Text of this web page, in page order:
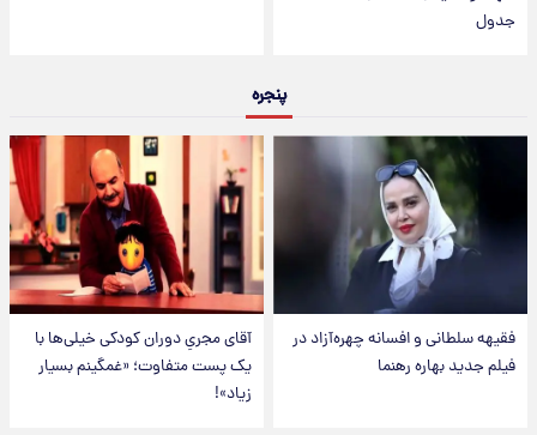
جدول
پنجره
فقیهه سلطانی و افسانه چهره‌آزاد در
فیلم جدید بهاره رهنما
آقای مجریِ دوران کودکی خیلی‌ها با
یک پست متفاوت؛ «غمگینم بسیار
زیاد»!